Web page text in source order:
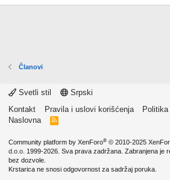
Članovi
Svetli stil
Srpski
Kontakt
Pravila i uslovi korišćenja
Naslovna
R
Community platform by XenForo® © 2010-2025
d.o.o. 1999-2026. Sva prava zadržana. Zabranjena je
bez dozvole.
Krstarica ne snosi odgovornost za sadržaj poruka.